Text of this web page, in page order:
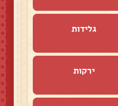
גלידות
ירקות